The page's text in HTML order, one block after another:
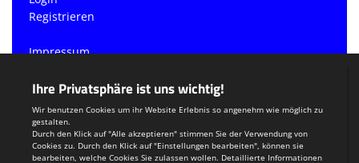
Registrieren
Impressum
Teamsports 2
Dein Sportverein online